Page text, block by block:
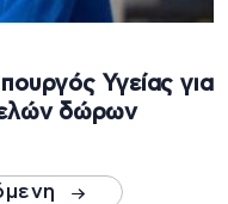
Υγείας για
δώρων